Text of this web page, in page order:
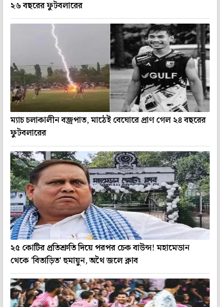
২৬ বছরের ফুটবলারের
ম্যাচ চলাকালীন বজ্রপাত, মাঠেই বেঘোরে প্রাণ গেল ২৪ বছরের
ফুটবলারের
২৫ কোটির প্রতিশ্রুতি দিয়ে পরপর চেক বাউন্স! মহামেডান
থেকে 'বিতাড়িত' হুমায়ুন, অথৈ জলে ক্লাব